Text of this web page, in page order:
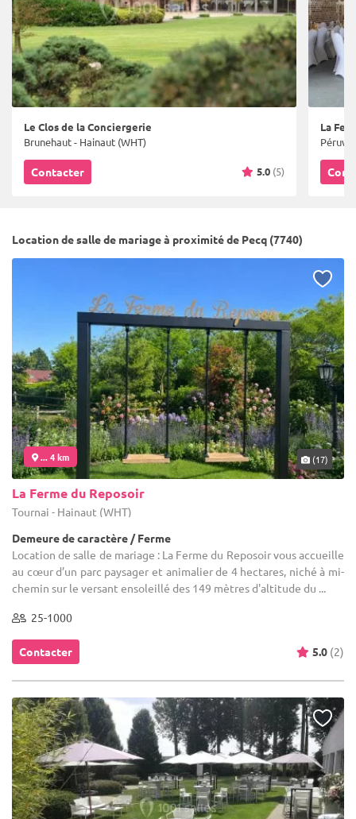
Le Clos de la Conciergerie
Brunehaut - Hainaut (WHT)
Contacter 5.0 (5)
La
Location de salle de mariage à proximité de Pecq (7740)
... 4 km (17)
La Ferme du Reposoir
Tournai - Hainaut (WHT)
Demeure de caractère / Ferme
Location de salle de mariage : La Ferme du Reposoir vous accueille
au cœur d’un parc paysager et animalier de 4 hectares, niché à mi-
chemin sur le versant ensoleillé des 149 mètres d'altitude du ...
25-1000
Contacter 5.0 (2)